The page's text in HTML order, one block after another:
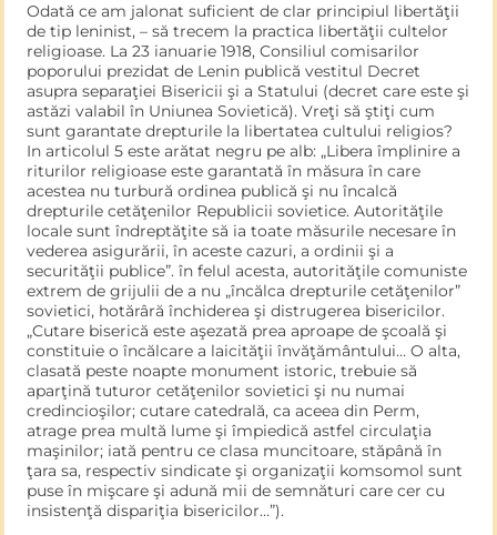
Odată ce am jalonat suficient de clar principiul libertăţii
de tip leninist, – să trecem la practica libertăţii cultelor
religioase. La 23 ianuarie 1918, Consiliul comisarilor
poporului prezidat de Lenin publică vestitul Decret
asupra separaţiei Bisericii şi a Statu­lui (decret care este şi
astăzi valabil în Uniunea Sovietică). Vreţi să ştiţi cum
sunt garantate drepturile la libertatea cultului religios?
In articolul 5 este arătat negru pe alb: „Libera împlinire a
riturilor religioase este garantată în măsura în care
acestea nu turbură ordinea publică şi nu încalcă
drepturile cetăţenilor Republicii sovi­etice. Autorităţile
locale sunt îndreptăţite să ia toate măsurile nece­sare în
vederea asigurării, în aceste cazuri, a ordinii şi a
securităţii publice”. în felul acesta, autorităţile comuniste
extrem de grijulii de a nu „încălca drepturile cetăţenilor”
sovietici, hotărâră închide­rea şi distrugerea bisericilor.
„Cutare biserică este aşezată prea aproape de şcoală şi
constituie o încălcare a laicităţii învăţămân­tului… O alta,
clasată peste noapte monument istoric, trebuie să
aparţină tuturor cetăţenilor sovietici şi nu numai
credincioşilor; cutare catedrală, ca aceea din Perm,
atrage prea multă lume şi împiedică astfel circulaţia
maşinilor; iată pentru ce clasa munci­toare, stăpână în
ţara sa, respectiv sindicate şi organizaţii komsomol sunt
puse în mişcare şi adună mii de semnături care cer cu
insistenţă dispariţia bisericilor…”).